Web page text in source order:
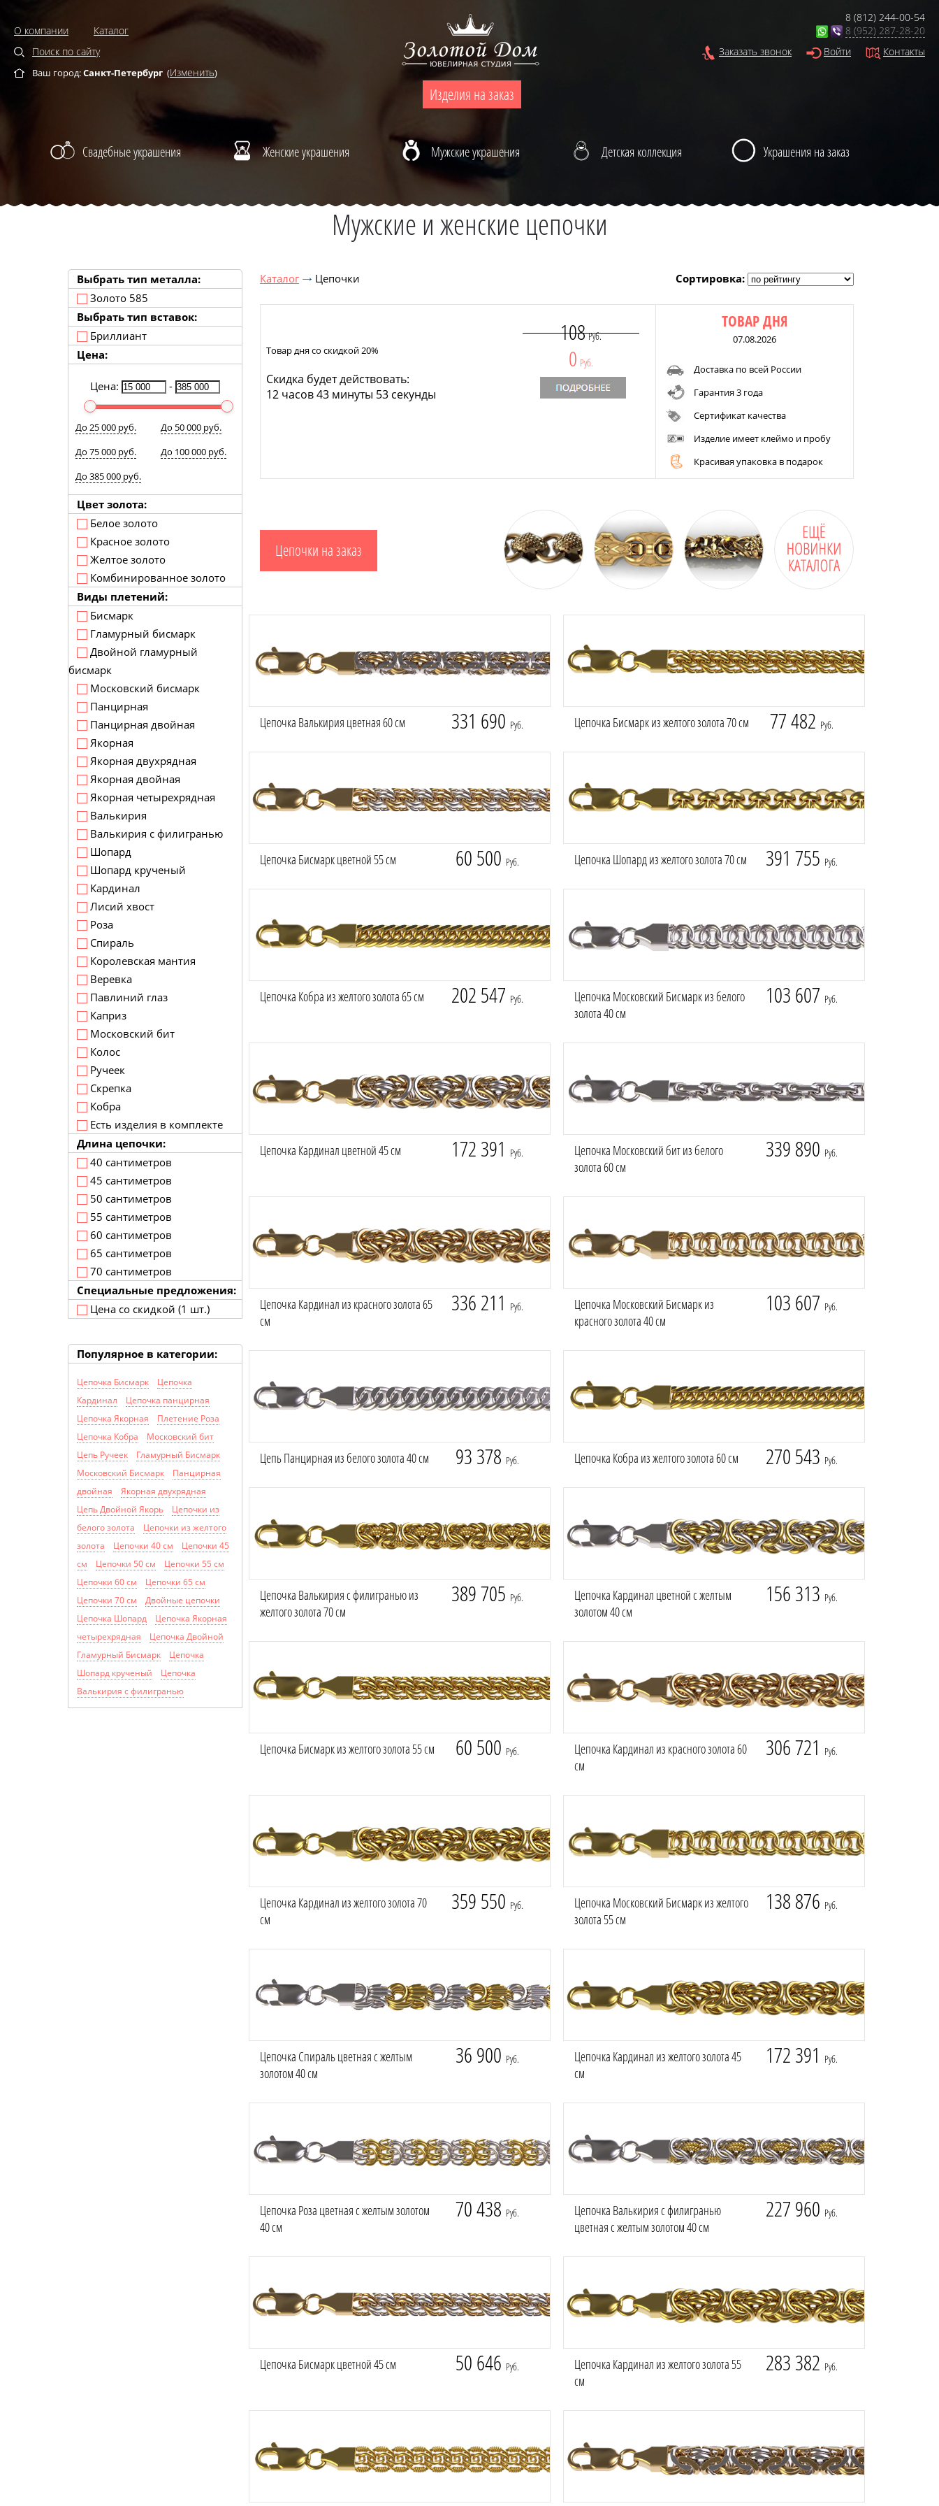
Изделия на заказ
О компании
Каталог
Поиск по сайту
Ваш город:Санкт-Петербург (Изменить)
8 (812) 244-00-54
8 (952) 287-28-20
Заказать звонок
Войти Контакты
Свадебные украшения Женские украшения Мужские украшения Детская коллекция Украшения на заказ
Мужские и женские цепочки
Выбрать тип металла:
Золото 585
Выбрать тип вставок:
Бриллиант
Цена:
Цена: -
До 25 000 руб.
До 50 000 руб.
До 75 000 руб.
До 100 000 руб.
До 385 000 руб.
Цвет золота:
Белое золото
Красное золото
Желтое золото
Комбинированное золото
Виды плетений:
Бисмарк
Гламурный бисмарк
Двойной гламурный
бисмарк
Московский бисмарк
Панцирная
Панцирная двойная
Якорная
Якорная двухрядная
Якорная двойная
Якорная четырехрядная
Валькирия
Валькирия с филигранью
Шопард
Шопард крученый
Кардинал
Лисий хвост
Роза
Спираль
Королевская мантия
Веревка
Павлиний глаз
Каприз
Московский бит
Колос
Ручеек
Скрепка
Кобра
Есть изделия в комплекте
Длина цепочки:
40 сантиметров
45 сантиметров
50 сантиметров
55 сантиметров
60 сантиметров
65 сантиметров
70 сантиметров
Специальные предложения:
Цена со скидкой (1 шт.)
Популярное в категории:
Цепочка Бисмарк
Цепочка
Кардинал
Цепочка панцирная
Цепочка Якорная
Плетение Роза
Цепочка Кобра
Московский бит
Цепь Ручеек
Гламурный Бисмарк
Московский Бисмарк
Панцирная
двойная
Якорная двухрядная
Цепь Двойной Якорь
Цепочки из
белого золота
Цепочки из желтого
золота
Цепочки 40 см
Цепочки 45
см
Цепочки 50 см
Цепочки 55 см
Цепочки 60 см
Цепочки 65 см
Цепочки 70 см
Двойные цепочки
Цепочка Шопард
Цепочка Якорная
четырехрядная
Цепочка Двойной
Гламурный Бисмарк
Цепочка
Шопард крученый
Цепочка
Валькирия с филигранью
Каталог Цепочки Сортировка:
Товар дня со скидкой 20%
108Руб.
0 Руб.
Скидка будет действовать:
12 часов 43 минуты 52 секунды
ТОВАР ДНЯ
07.08.2026
Доставка по всей России
Гарантия 3 года
Сертификат качества
Изделие имеет клеймо и пробу
Красивая упаковка в подарок
Цепочки на заказ
Цепочка Валькирия цветная 60 см 331 690 Руб. Цепочка Бисмарк из желтого золота 70 см 77 482 Руб.
Цепочка Бисмарк цветной 55 см 60 500 Руб. Цепочка Шопард из желтого золота 70 см 391 755 Руб.
Цепочка Кобра из желтого золота 65 см 202 547 Руб.
Цепочка Московский Бисмарк из белого
золота 40 см
103 607 Руб.
Цепочка Кардинал цветной 45 см 172 391 Руб.
Цепочка Московский бит из белого
золота 60 см
339 890 Руб.
Цепочка Кардинал из красного золота 65
см
336 211 Руб.
Цепочка Московский Бисмарк из
красного золота 40 см
103 607 Руб.
Цепь Панцирная из белого золота 40 см 93 378 Руб. Цепочка Кобра из желтого золота 60 см 270 543 Руб.
Цепочка Валькирия с филигранью из
желтого золота 70 см
389 705 Руб.
Цепочка Кардинал цветной с желтым
золотом 40 см
156 313 Руб.
Цепочка Бисмарк из желтого золота 55 см 60 500 Руб.
Цепочка Кардинал из красного золота 60
см
306 721 Руб.
Цепочка Кардинал из желтого золота 70
см
359 550 Руб.
Цепочка Московский Бисмарк из желтого
золота 55 см
138 876 Руб.
Цепочка Спираль цветная с желтым
золотом 40 см
36 900 Руб.
Цепочка Кардинал из желтого золота 45
см
172 391 Руб.
Цепочка Роза цветная с желтым золотом
40 см
70 438 Руб.
Цепочка Валькирия с филигранью
цветная с желтым золотом 40 см
227 960 Руб.
Цепочка Бисмарк цветной 45 см 50 646 Руб.
Цепочка Кардинал из желтого золота 55
см
283 382 Руб.